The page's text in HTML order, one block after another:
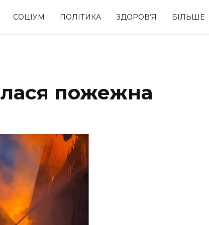
СОЦІУМ ПОЛІТИКА ЗДОРОВ’Я БІЛЬШЕ
Спорт
пожежна